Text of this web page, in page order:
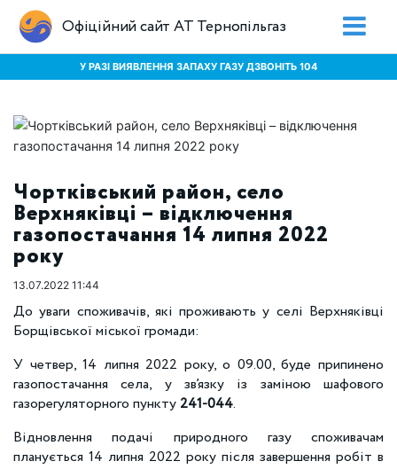
Офіційний сайт АТ Тернопільгаз
У РАЗІ ВИЯВЛЕННЯ ЗАПАХУ ГАЗУ ДЗВОНІТЬ 104
Чортківський район, село
Верхняківці – відключення
газопостачання 14 липня 2022
року
13.07.2022 11:44
До уваги споживачів, які проживають у селі Верхняківці
Борщівської міської громади:
У четвер, 14 липня 2022 року, о 09.00, буде припинено
газопостачання села, у зв’язку із заміною шафового
газорегуляторного пункту 241-044.
Відновлення подачі природного газу споживачам
планується 14 липня 2022 року після завершення робіт в